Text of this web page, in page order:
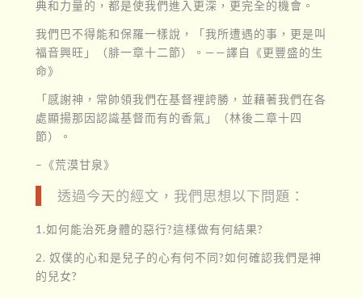
典和力量的，都是使我們進入更深，更完全的機會。
我們巴不得能和保羅一樣說，「我所遭遇的事，更是叫
福音興旺」（腓一章十二節）。——譯自《更豐盛的生
命》
「感謝神，常帥領我們在基督裡誇勝，並藉著我們在各
處顯揚那因認識基督而有的香氣」（林後二章十四
節）。
–《荒漠甘泉》
透過今天的經文，我們思想以下問題：
1.如何能治死身體的惡行?這樣做有何結果?
2. 奴僕的心和是兒子的心有何不同?如何確認我們是神
的兒女?